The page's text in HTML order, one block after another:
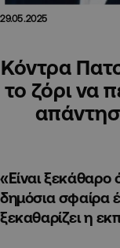
29.05.2025
Κόντρα
το ζόρι να
«Είναι ξεκάθαρο
δημόσια σφαίρα
ξεκαθαρίζει η